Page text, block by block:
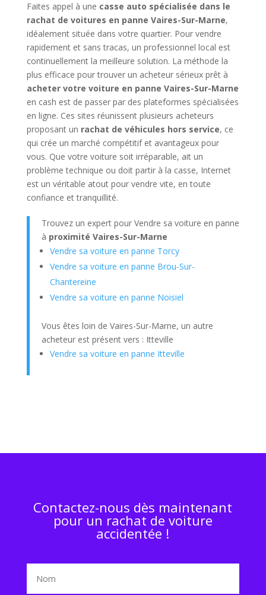
Faites appel à une casse auto spécialisée dans le
rachat de voitures en panne Vaires-Sur-Marne,
idéalement située dans votre quartier. Pour vendre
rapidement et sans tracas, un professionnel local est
continuellement la meilleure solution. La méthode la
plus efficace pour trouver un acheteur sérieux prêt à
acheter votre voiture en panne Vaires-Sur-Marne
en cash est de passer par des plateformes spécialisées
en ligne. Ces sites réunissent plusieurs acheteurs
proposant un rachat de véhicules hors service, ce
qui crée un marché compétitif et avantageux pour
vous. Que votre voiture soit irréparable, ait un
problème technique ou doit partir à la casse, Internet
est un véritable atout pour vendre vite, en toute
confiance et tranquillité.
Trouvez un expert pour Vendre sa voiture en panne
à proximité Vaires-Sur-Marne
Vendre sa voiture en panne Torcy
Vendre sa voiture en panne Brou-Sur-
Chantereine
Vendre sa voiture en panne Noisiel
Vous êtes loin de Vaires-Sur-Marne, un autre
acheteur est présent vers : Itteville
Vendre sa voiture en panne Itteville
Contactez-nous dès maintenant
pour un rachat de voiture
accidentée !